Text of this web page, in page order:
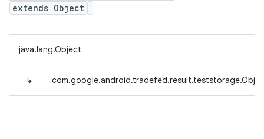
extends Object
java.lang.Object
↳